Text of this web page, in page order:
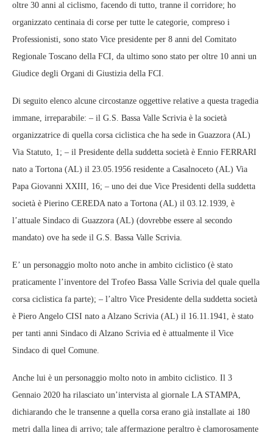
oltre 30 anni al ciclismo, facendo di tutto, tranne il corridore; ho
organizzato centinaia di corse per tutte le categorie, compreso i
Professionisti, sono stato Vice presidente per 8 anni del Comitato
Regionale Toscano della FCI, da ultimo sono stato per oltre 10 anni un
Giudice degli Organi di Giustizia della FCI.
Di seguito elenco alcune circostanze oggettive relative a questa tragedia
immane, irreparabile: – il G.S. Bassa Valle Scrivia è la società
organizzatrice di quella corsa ciclistica che ha sede in Guazzora (AL)
Via Statuto, 1; – il Presidente della suddetta società è Ennio FERRARI
nato a Tortona (AL) il 23.05.1956 residente a Casalnoceto (AL) Via
Papa Giovanni XXIII, 16; – uno dei due Vice Presidenti della suddetta
società è Pierino CEREDA nato a Tortona (AL) il 03.12.1939, è
l’attuale Sindaco di Guazzora (AL) (dovrebbe essere al secondo
mandato) ove ha sede il G.S. Bassa Valle Scrivia.
E’ un personaggio molto noto anche in ambito ciclistico (è stato
praticamente l’inventore del Trofeo Bassa Valle Scrivia del quale quella
corsa ciclistica fa parte); – l’altro Vice Presidente della suddetta società
è Piero Angelo CISI nato a Alzano Scrivia (AL) il 16.11.1941, è stato
per tanti anni Sindaco di Alzano Scrivia ed è attualmente il Vice
Sindaco di quel Comune.
Anche lui è un personaggio molto noto in ambito ciclistico. Il 3
Gennaio 2020 ha rilasciato un’intervista al giornale LA STAMPA,
dichiarando che le transenne a quella corsa erano già installate ai 180
metri dalla linea di arrivo; tale affermazione peraltro è clamorosamente